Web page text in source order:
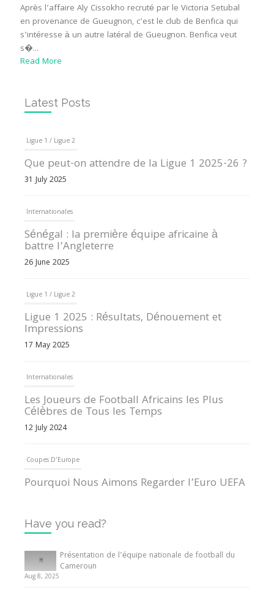
Après l’affaire Aly Cissokho recruté par le Victoria Setubal
en provenance de Gueugnon, c’est le club de Benfica qui
s’intéresse à un autre latéral de Gueugnon. Benfica veut
s�...
Read More
Latest Posts
Ligue 1 / Ligue 2
Que peut-on attendre de la Ligue 1 2025-26 ?
31 July 2025
Internationales
Sénégal : la première équipe africaine à
battre l’Angleterre
26 June 2025
Ligue 1 / Ligue 2
Ligue 1 2025 : Résultats, Dénouement et
Impressions
17 May 2025
Internationales
Les Joueurs de Football Africains les Plus
Célèbres de Tous les Temps
12 July 2024
Coupes D'Europe
Pourquoi Nous Aimons Regarder l’Euro UEFA
Internationales
Tout ce que vous devez savoir sur la Coupe
d’Afrique des Nations
10 May 2024
Have you read?
Présentation de l’équipe nationale de football du
Cameroun
Aug 8, 2025